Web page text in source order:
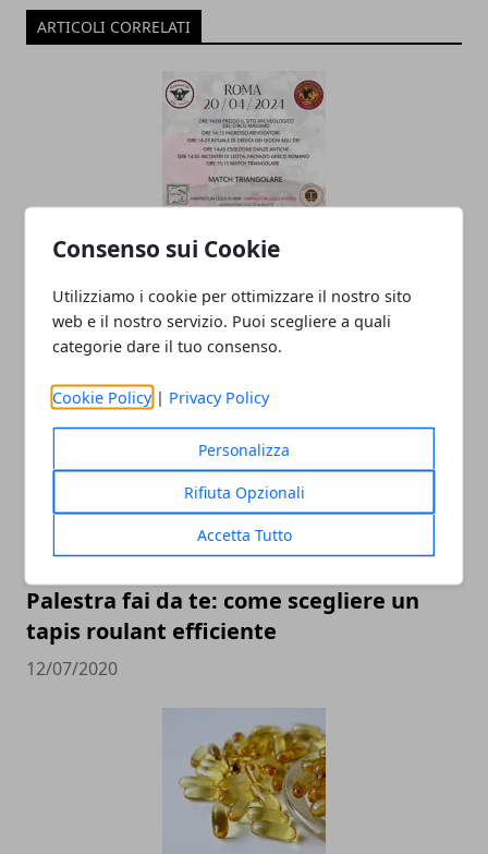
Consenso sui Cookie
Utilizziamo i cookie per ottimizzare il nostro sito
web e il nostro servizio. Puoi scegliere a quali
categorie dare il tuo consenso.
Cookie Policy | Privacy Policy
Personalizza
Rifiuta Opzionali
Accetta Tutto
ARTICOLI CORRELATI
La Lega Harpastum Calcio Antico
parteciperà alla manifestazione "Natale
di Roma"
Palestra fai da te: come scegliere un
tapis roulant efficiente
12/07/2020